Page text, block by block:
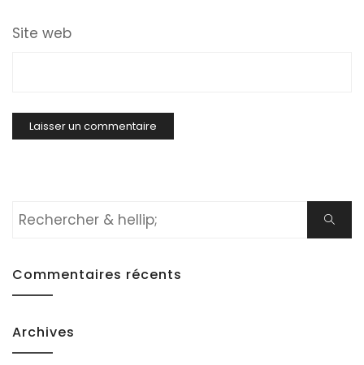
Site web
Rechercher:
Commentaires récents
Archives